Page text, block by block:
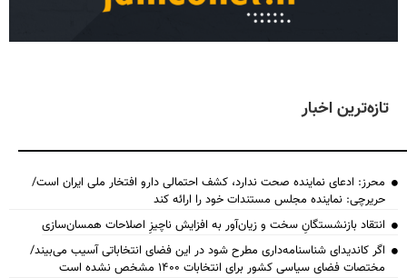
تازه‌ترین اخبار
محرز: ادعای نماینده صحت ندارد، کشف احتمالی دارو افتخار ملی ایران است/
حریرچی: نماینده مجلس مستندات خود را ارائه کند
انتقاد بازنشستگانِ سخت و زیان‌آور به افزایش ناچیزِ اصلاحات همسان‌سازی
اگر کاندیدای شناسنامه‌‎داری مطرح شود در این فضای انتخاباتی آسیب می‌بیند/
مختصات فضای سیاسی کشور برای انتخابات ۱۴۰۰ مشخص نشده است